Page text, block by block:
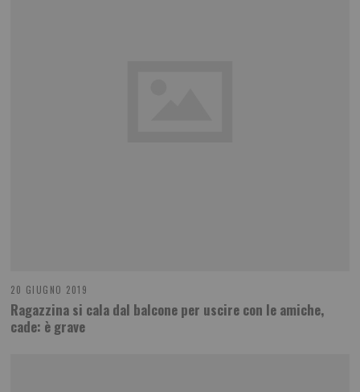
20 GIUGNO 2019
Ragazzina si cala dal balcone per uscire con le amiche,
cade: è grave